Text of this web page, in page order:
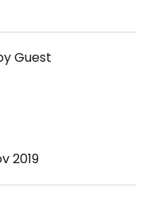
Guest
2019